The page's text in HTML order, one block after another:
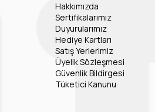
Hakkımızda
Sertifikalarımız
Duyurularımız
Hediye Kartları
Satış Yerlerimiz
Üyelik Sözleşmesi
Güvenlik Bildirgesi
Tüketici Kanunu